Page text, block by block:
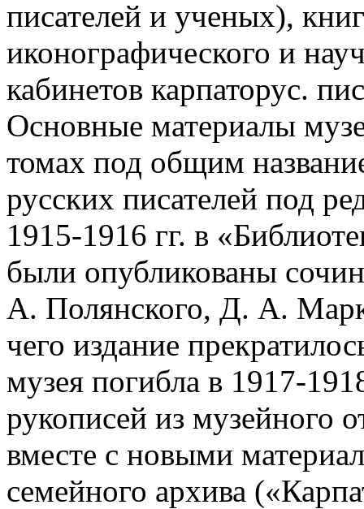
писателей и ученых),
иконографического и
кабинетов карпаторус.
Основные материалы
томах под общим
русских писателей под
1915-1916 гг. в
были опубликованы
А. Полянского, Д. А.
чего издание
музея погибла в 1917-
рукописей из музейного
вместе с новыми
семейного архива